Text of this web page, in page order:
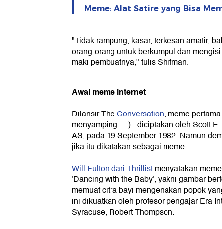
Meme: Alat Satire yang Bisa
"Tidak rampung, kasar, terkesan amatir,
orang-orang untuk berkumpul dan
maki pembuatnya," tulis Shifman.
Awal meme internet
Dilansir TheConversation, meme
menyamping - :-) - diciptakan oleh Scott
AS, pada 19 September 1982. Namun
jika itu dikatakan sebagai meme.
Will Fulton dari Thrillistmenyatakan
'Dancing with the Baby', yakni gambar
memuat citra bayi mengenakan popok
ini dikuatkan oleh profesor pengajar Era
Syracuse, Robert Thompson.